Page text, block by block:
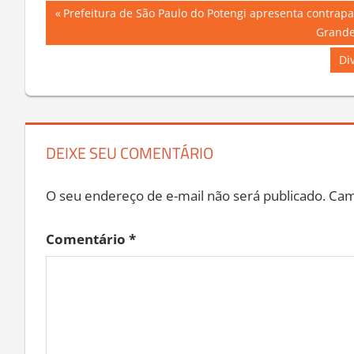
Navegação
de
Previous
Prefeitura de São Paulo do Potengi apresenta
DEIXE SEU COMENTÁRIO
O seu endereço de e-mail não será publicado.
Comentário *